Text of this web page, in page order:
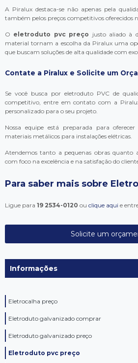
A Piralux destaca-se não apenas pela
também pelos preços competitivos oferecidos
O eletroduto pvc preço justo aliado à
material tornam a escolha da Piralux uma
que buscam soluções de alta qualidade com
Contate a Piralux e Solicite um
Se você busca por eletroduto PVC de
competitivo, entre em contato com a
personalizado para o seu projeto.
Nossa equipe está preparada para
materiais metálicos para instalações elétricas.
Atendemos tanto a pequenas obras quanto
com foco na excelência e na satisfação do
Para saber mais sobre
Ligue para 19 2534-0120 ou clique aqui e
Solicite um
Informações
Eletrocalha preço
Eletroduto galvanizado comprar
Eletroduto galvanizado preço
Eletroduto pvc preço